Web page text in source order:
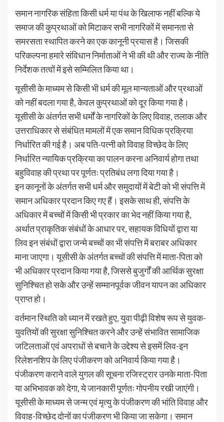
समान नागरिक संहिता किसी धर्म या पंथ के खिलाफ नहीं बल्कि ये
समाज की कुप्रथाओं को मिटाकर सभी नागरिकों में समानता से
समरसता स्थापित करने का एक कानूनी प्रयास है। जिसकी
परिकल्पना हमारे संविधान निर्माताओं ने भी की थी और राज्य के नीति
निर्देशक तत्वों में इसे सम्मिलित किया था।
यूसीसी के माध्यम से किसी भी धर्म की मूल मान्यताओं और प्रथाओं
को नहीं बदला गया है, केवल कुप्रथाओं को दूर किया गया है।
यूसीसी के अंतर्गत सभी धर्मों के नागरिकों के लिए विवाह, तलाक और
उत्तराधिकार से संबंधित मामलों में एक समान विधिक प्रक्रिया
निर्धारित की गई है। अब पति-पत्नी को विवाह विच्छेद के लिए
निर्धारित न्यायिक प्रक्रिया का पालन करना अनिवार्य होगा तथा
बहुविवाह की प्रथा पर पूर्णतः प्रतिबंध लगा दिया गया है।
इन कानूनों के अंतर्गत सभी धर्म और समुदायों में बेटी को भी संपत्ति में
समान अधिकार प्रदान किए गए हैं। इसके साथ ही, संपत्ति के
अधिकार में बच्चों में किसी भी प्रकार का भेद नहीं किया गया है,
अर्थात प्राकृतिक संबंधों के आधार पर, सहायक विधियों द्वारा या
लिव इन संबंधों द्वारा जन्मे बच्चों का भी संपत्ति में बराबर अधिकार
माना जाएगा। यूसीसी के अंतर्गत बच्चों की संपत्ति में माता-पिता को
भी अधिकार प्रदान किया गया है, जिससे बुजुर्गों की आर्थिक सुरक्षा
सुनिश्चित हो सके और उन्हें सम्मानपूर्वक जीवन यापन का अधिकार
प्राप्त हो।
वर्तमान स्थिति को ध्यान में रखते हुए, युवा पीढ़ी विशेष रूप से युवक-
युवतियों की सुरक्षा सुनिश्चित करने और उन्हें संभावित सामाजिक
जटिलताओं एवं अपराधों से बचाने के उद्देश्य से इसमें लिव-इन
रिलेशनशिप के लिए पंजीकरण को अनिवार्य किया गया है।
पंजीकरण कराने वाले युगल की सूचना रजिस्ट्रार उनके माता-पिता
या अभिभावक को देगा, ये जानकारी पूर्णतः गोपनीय रखी जाएंगी।
यूसीसी के माध्यम से जन्म एवं मृत्यु के पंजीकरण की भांति विवाह और
विवाह-विच्छेद दोनों का पंजीकरण भी किया जा सकेगा। समान